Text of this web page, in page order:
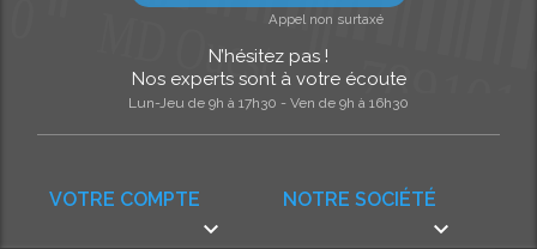
NOTRE SOCIÉTÉ

VOTRE COMPTE

Appel non surtaxé
N’hésitez pas !
Nos experts sont à votre écoute
Lun-Jeu de 9h à 17h30 - Ven de 9h à 16h30